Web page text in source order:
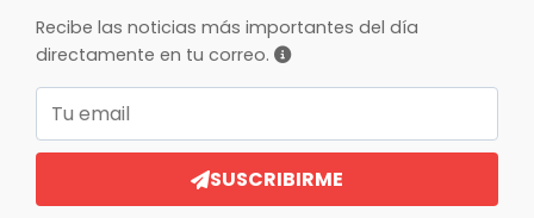
Recibe las noticias más importantes del día
directamente en tu correo.
SUSCRIBIRME